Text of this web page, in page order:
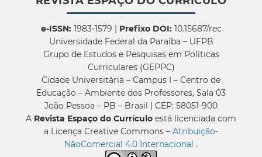
e-ISSN:1983-1579 | Prefixo DOI:10.15687/rec
Universidade Federal da Paraíba – UFPB
Grupo de Estudos e Pesquisas em Políticas
Curriculares (GEPPC)
Cidade Universitária – Campus I – Centro de
Educação – Ambiente dos Professores, Sala 03
João Pessoa – PB – Brasil | CEP: 58051-900
A Revista Espaço do Currículo está licenciada com
a Licença Creative Commons – Atribuição-
NãoComercial 4.0 Internacional .